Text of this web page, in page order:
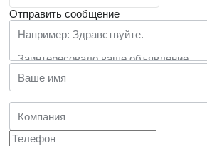
Отправить сообщение